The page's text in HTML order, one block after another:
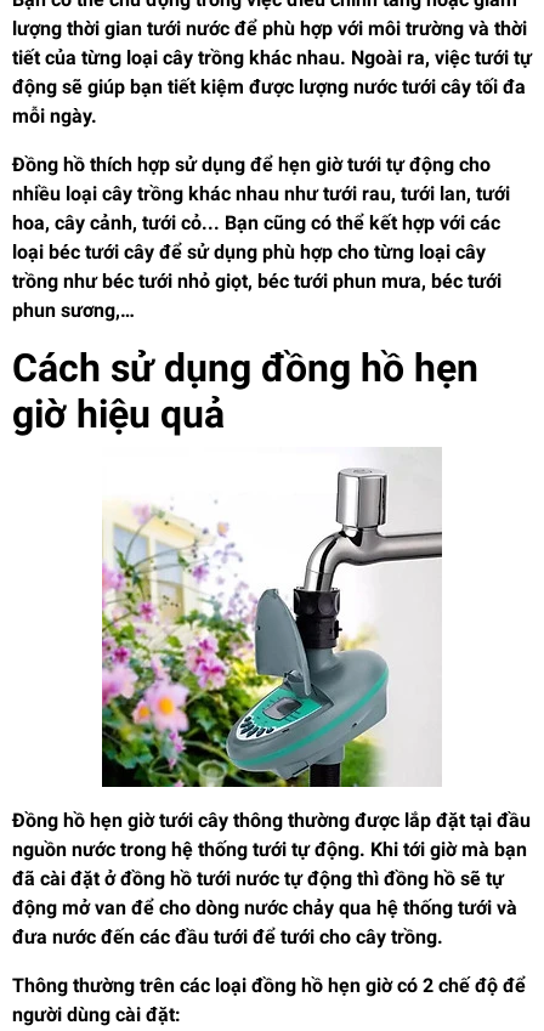
lượng thời gian tưới nước để phù hợp với môi trường và thời
tiết của từng loại cây trồng khác nhau. Ngoài ra, việc tưới tự
động sẽ giúp bạn tiết kiệm được lượng nước tưới cây tối đa
mỗi ngày.
Đồng hồ thích hợp sử dụng để hẹn giờ tưới tự động cho
nhiều loại cây trồng khác nhau như tưới rau, tưới lan, tưới
hoa, cây cảnh, tưới cỏ... Bạn cũng có thể kết hợp với các
loại béc tưới cây để sử dụng phù hợp cho từng loại cây
trồng như béc tưới nhỏ giọt, béc tưới phun mưa, béc tưới
phun sương,…
Cách sử dụng đồng hồ hẹn
giờ hiệu quả
Đồng hồ hẹn giờ tưới cây thông thường được lắp đặt tại đầu
nguồn nước trong hệ thống tưới tự động. Khi tới giờ mà bạn
đã cài đặt ở đồng hồ tưới nước tự động thì đồng hồ sẽ tự
động mở van để cho dòng nước chảy qua hệ thống tưới và
đưa nước đến các đầu tưới để tưới cho cây trồng.
Thông thường trên các loại đồng hồ hẹn giờ có 2 chế độ để
người dùng cài đặt: